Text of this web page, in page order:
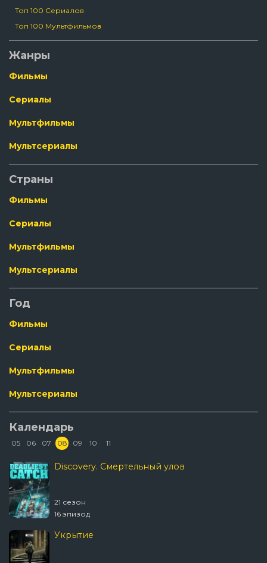
Топ 100 Сериалов
Топ 100 Мультфильмов
Жанры
Фильмы
Сериалы
Мультфильмы
Мультсериалы
Страны
Фильмы
Сериалы
Мультфильмы
Мультсериалы
Год
Фильмы
Сериалы
Мультфильмы
Мультсериалы
Календарь
05 06 07 08 09 10 11
Discovery. Смертельный улов
21 сезон
16 эпизод
Укрытие